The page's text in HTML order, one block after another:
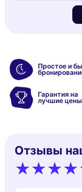
Простое и
Гарантия на
лучшие цены
Отзывы